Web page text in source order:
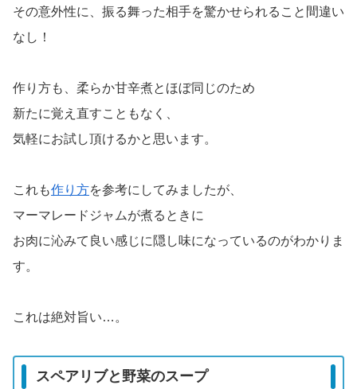
その意外性に、振る舞った相手を驚かせられること間違い
なし！
作り方も、柔らか甘辛煮とほぼ同じのため
新たに覚え直すこともなく、
気軽にお試し頂けるかと思います。
これも作り方を参考にしてみましたが、
マーマレードジャムが煮るときに
お肉に沁みて良い感じに隠し味になっているのがわかりま
す。
これは絶対旨い…。
スペアリブと野菜のスープ